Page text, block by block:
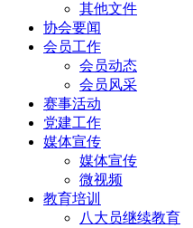
其他文件
协会要闻
会员工作
会员动态
会员风采
赛事活动
党建工作
媒体宣传
媒体宣传
微视频
教育培训
八大员继续教育